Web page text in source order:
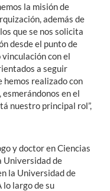
la misión de
además de
que se nos solicita
desde el punto de
con el
a seguir
realizado con
en el
nuestro principal rol”,
y doctor en Ciencias
Universidad de
la Universidad de
lo largo de su